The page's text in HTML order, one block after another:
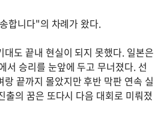
합니다"의 차례가 왔다.
대도 끝내 현실이 되지 못했다. 일본은
서 승리를 눈앞에 두고 무너졌다. 선
끝까지 몰았지만 후반 막판 연속 실
출의 꿈은 또다시 다음 대회로 미뤄졌